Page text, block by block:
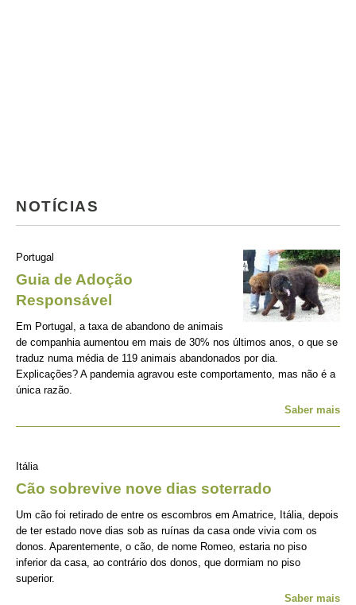
NOTÍCIAS
Portugal
Guia de Adoção
Responsável
Em Portugal, a taxa de abandono de animais
de companhia aumentou em mais de 30% nos últimos anos, o que se
traduz numa média de 119 animais abandonados por dia.
Explicações? A pandemia agravou este comportamento, mas não é a
única razão.
Saber mais
Itália
Cão sobrevive nove dias soterrado
Um cão foi retirado de entre os escombros em Amatrice, Itália, depois
de ter estado nove dias sob as ruínas da casa onde vivia com os
donos. Aparentemente, o cão, de nome Romeo, estaria no piso
inferior da casa, ao contrário dos donos, que dormiam no piso
superior.
Saber mais